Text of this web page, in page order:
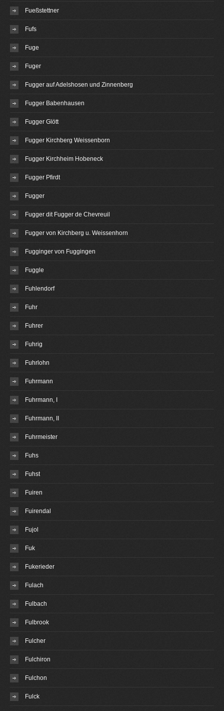
Fueßstettner
Fufs
Fuge
Fuger
Fugger auf Adelshosen und Zinnenberg
Fugger Babenhausen
Fugger Glött
Fugger Kirchberg Weissenborn
Fugger Kirchheim Hobeneck
Fugger Pfirdt
Fugger
Fugger dit Fugger de Chevreuil
Fugger von Kirchberg u. Weissenhorn
Fugginger von Fuggingen
Fuggle
Fuhlendorf
Fuhr
Fuhrer
Fuhrig
Fuhrlohn
Fuhrmann
Fuhrmann, I
Fuhrmann, II
Fuhrmeister
Fuhs
Fuhst
Fuiren
Fuirendal
Fujol
Fuk
Fukerieder
Fulach
Fulbach
Fulbrook
Fulcher
Fulchiron
Fulchon
Fulck